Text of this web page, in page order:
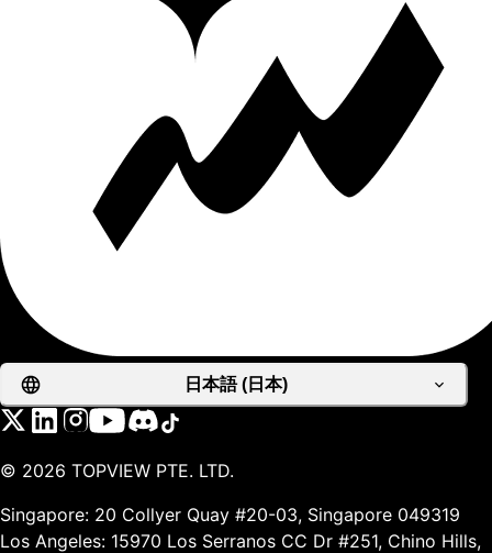
日本語 (日本)
© 2026 TOPVIEW PTE. LTD.
Singapore: 20 Collyer Quay #20-03, Singapore 049319
Los Angeles: 15970 Los Serranos CC Dr #251, Chino Hills,